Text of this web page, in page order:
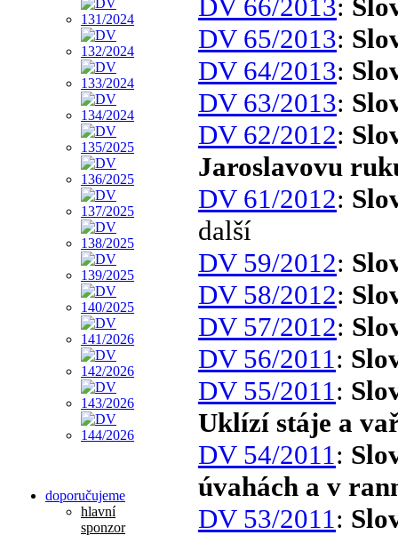
doporučujeme
hlavní
sponzor
DV 66/2013:
DV 65/2013:
DV 64/2013:
DV 63/2013:
DV 62/2012:
Jaroslavovu
DV 61/2012:
další
DV 59/2012:
DV 58/2012:
DV 57/2012:
DV 56/2011 :
DV 55/2011 :
Uklízí stáje a
DV 54/2011 :
úvahách a v
DV 53/2011 :